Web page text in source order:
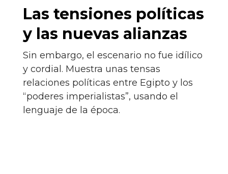
Las tensiones políticas
y las nuevas alianzas
Sin embargo, el escenario no fue idílico
y cordial. Muestra unas tensas
relaciones políticas entre Egipto y los
“poderes imperialistas”, usando el
lenguaje de la época.